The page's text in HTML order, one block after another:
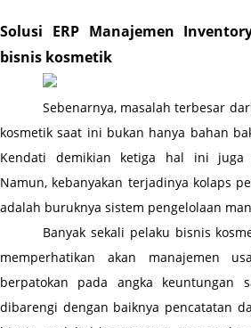
Solusi ERP Manajemen
bisnis kosmetik
Sebenarnya, masalah terbesar
kosmetik saat ini bukan hanya bahan
Kendati demikian ketiga hal ini juga
Namun, kebanyakan terjadinya kolaps
adalah buruknya sistem pengelolaan
Banyak sekali pelaku bisnis
memperhatikan akan manajemen
berpatokan pada angka keuntungan
dibarengi dengan baiknya pencatatan